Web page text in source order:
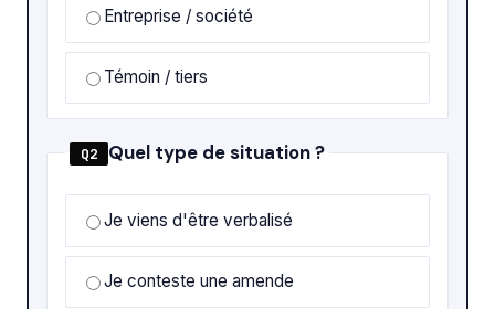
Entreprise / société
Témoin / tiers
Q2 Quel type de situation ?
Je viens d'être verbalisé
Je conteste une amende